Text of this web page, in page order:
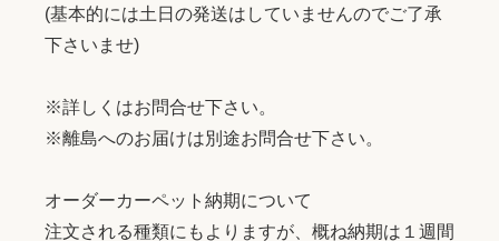
(基本的には土日の発送はしていませんのでご了承
下さいませ)
※詳しくはお問合せ下さい。
※離島へのお届けは別途お問合せ下さい。
オーダーカーペット納期について
注文される種類にもよりますが、概ね納期は１週間